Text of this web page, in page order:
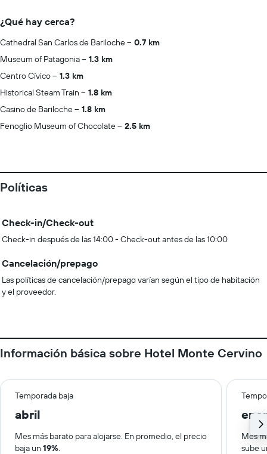
¿Qué hay cerca?
Cathedral San Carlos de Bariloche
0.7 km
Museum of Patagonia
1.3 km
Centro Cívico
1.3 km
Historical Steam Train
1.8 km
Casino de Bariloche
1.8 km
Fenoglio Museum of Chocolate
2.5 km
Políticas
Check-in/Check-out
Check-in después de las 14:00 - Check-out antes de las 10:00
Cancelación/prepago
Las políticas de cancelación/prepago varían según el tipo de habitación
y el proveedor.
Información básica sobre Hotel Monte Cervino
Temporada baja
abril
Mes más barato para alojarse. En promedio, el precio
baja un 19%.
Mes
sube